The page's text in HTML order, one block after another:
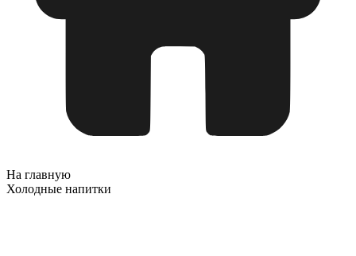
На главную
Холодные напитки